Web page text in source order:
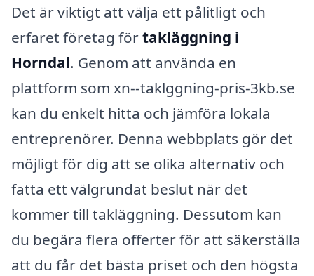
Det är viktigt att välja ett pålitligt och
erfaret företag förtakläggning i
Horndal. Genom att använda en
plattform som xn--taklggning-pris-3kb.se
kan du enkelt hitta och jämföra lokala
entreprenörer. Denna webbplats gör det
möjligt för dig att se olika alternativ och
fatta ett välgrundat beslut när det
kommer till takläggning. Dessutom kan
du begära flera offerter för att säkerställa
att du får det bästa priset och den högsta